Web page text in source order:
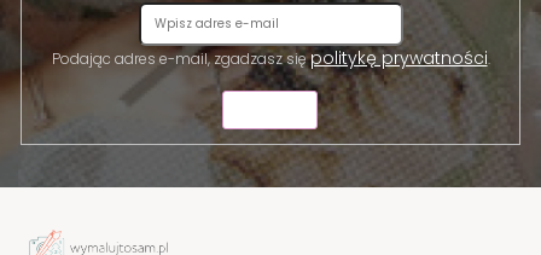
Podając adres e-mail, zgadzasz siępolitykę prywatności.